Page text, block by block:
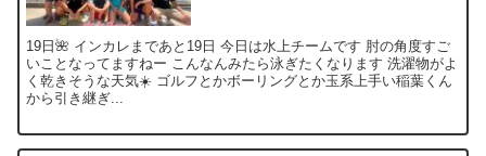
19日🌺 インカレまであと19日 今日は水上チームです 肘の角度すご
いことなってますねー こんなんみたら泳ぎたくなります 洗濯物がよ
く乾きそうな天気☀️ ゴルフとかボーリングとか玉系上手い稲葉くん
から引き継ぎ...